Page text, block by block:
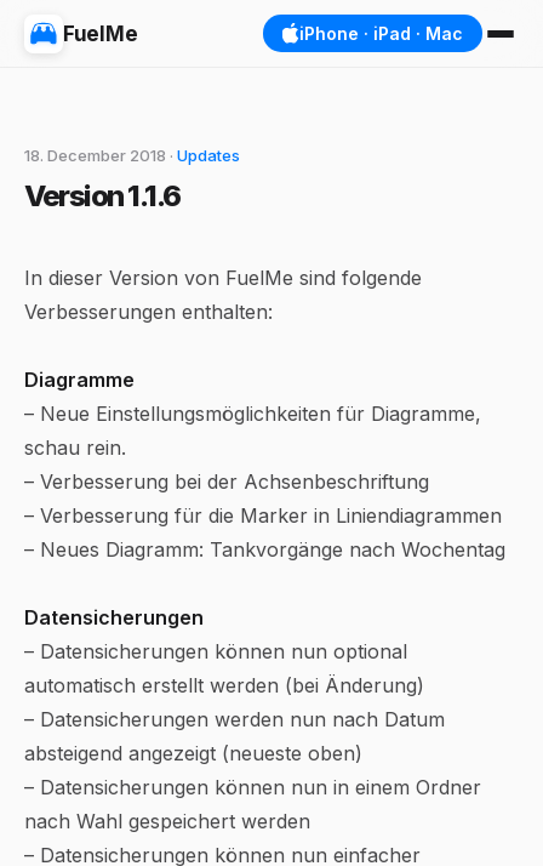
FuelMe iPhone · iPad · Mac
18. December 2018 · Updates
Version 1.1.6
In dieser Version von FuelMe sind folgende
Verbesserungen enthalten:
Diagramme
– Neue Einstellungsmöglichkeiten für Diagramme,
schau rein.
– Verbesserung bei der Achsenbeschriftung
– Verbesserung für die Marker in Liniendiagrammen
– Neues Diagramm: Tankvorgänge nach Wochentag
Datensicherungen
– Datensicherungen können nun optional
automatisch erstellt werden (bei Änderung)
– Datensicherungen werden nun nach Datum
absteigend angezeigt (neueste oben)
– Datensicherungen können nun in einem Ordner
nach Wahl gespeichert werden
– Datensicherungen können nun einfacher